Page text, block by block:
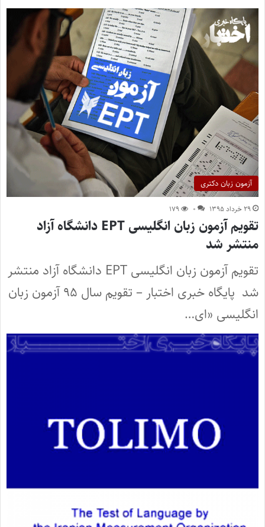
آزمون زبان دکتری
۲۹ خرداد ۱۳۹۵ ۰ ۱۷۹
تقویم آزمون زبان انگلیسی EPT دانشگاه آزاد
منتشر شد
تقویم آزمون زبان انگلیسی EPT دانشگاه آزاد منتشر
شد پایگاه خبری اختبار – تقویم سال ۹۵ آزمون زبان
انگلیسی «ای…